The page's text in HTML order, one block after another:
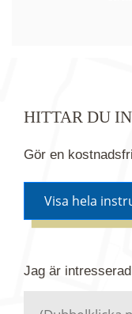
HITTAR DU
Gör en
Visa hela
Jag är